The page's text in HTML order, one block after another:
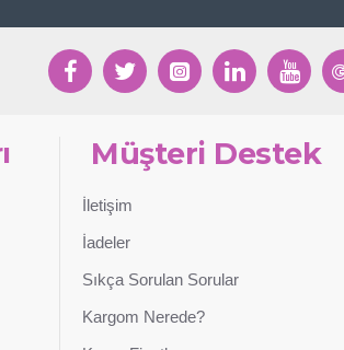
Müşteri Destek
İletişim
İadeler
Sıkça Sorulan Sorular
Kargom Nerede?